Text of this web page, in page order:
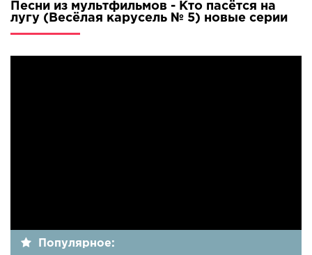
Песни из мультфильмов - Кто пасётся на
лугу (Весёлая карусель № 5) новые серии
Популярное: